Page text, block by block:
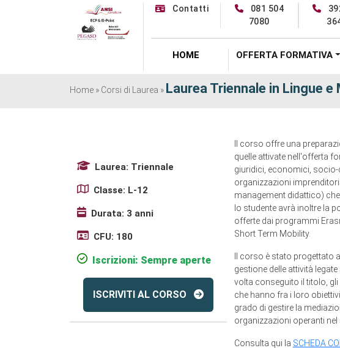
Contatti
081 504
7080
HOME OFFERTA FORMATIVA
asdaefadf
ubiofafde
Home » Corsi di Laurea » Laurea Triennale in Lingue e
Laurea: Triennale
Classe: L-12
Durata: 3 anni
CFU: 180
Iscrizioni: Sempre aperte
ISCRIVITI AL CORSO
Il corso offre una
quelle attivate nell'offerta
giuridici, economici,
organizzazioni
management didattico)
lo studente avrà inoltre la
offerte dai programmi
Short Term Mobility.
Il corso è stato progettato
gestione delle attività
volta conseguito il titolo, gli
che hanno fra i loro
grado di gestire la
organizzazioni operanti nel
Consulta qui la SCHEDA